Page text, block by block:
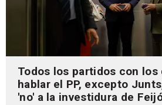
Todos los partidos con los
hablar el PP, excepto
'no' a la investidura de